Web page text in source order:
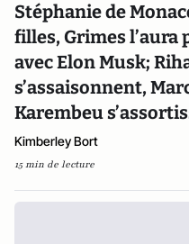
Stéphanie de
filles, Grimes l’aura
avec Elon Musk;
s’assaisonnent,
Karembeu
Kimberley Bort
15 min de lecture